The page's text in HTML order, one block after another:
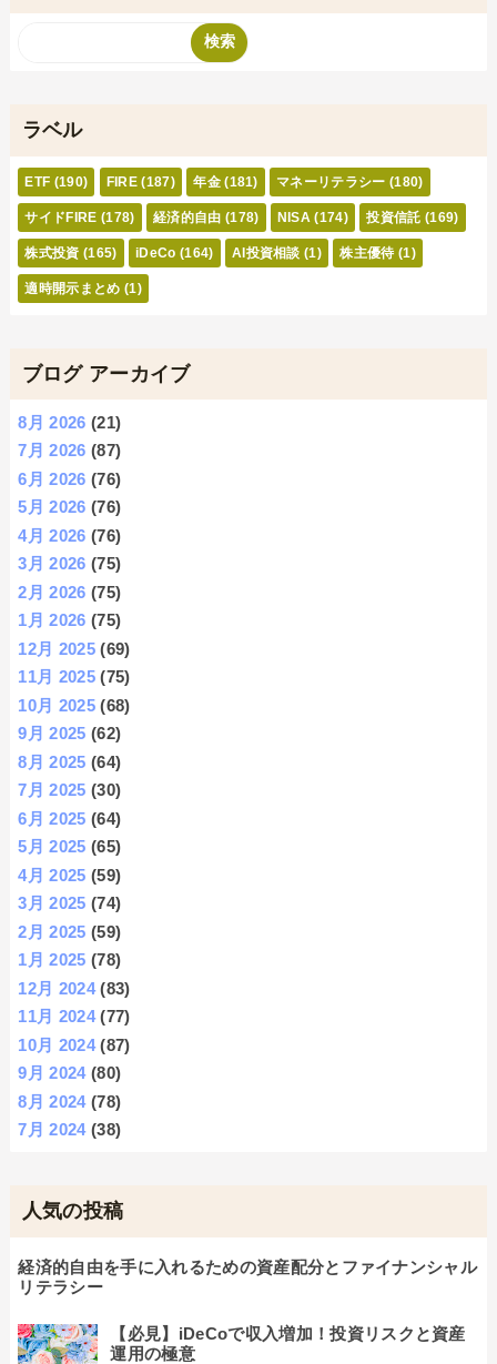
ラベル
ETF (190) FIRE (187) 年金 (181) マネーリテラシー (180)
サイドFIRE (178) 経済的自由 (178) NISA (174) 投資信託 (169)
株式投資 (165) iDeCo (164) AI投資相談 (1) 株主優待 (1)
適時開示まとめ (1)
ブログ アーカイブ
8月 2026 (21)
7月 2026 (87)
6月 2026 (76)
5月 2026 (76)
4月 2026 (76)
3月 2026 (75)
2月 2026 (75)
1月 2026 (75)
12月 2025 (69)
11月 2025 (75)
10月 2025 (68)
9月 2025 (62)
8月 2025 (64)
7月 2025 (30)
6月 2025 (64)
5月 2025 (65)
4月 2025 (59)
3月 2025 (74)
2月 2025 (59)
1月 2025 (78)
12月 2024(83)
11月 2024(77)
10月 2024(87)
9月 2024(80)
8月 2024(78)
7月 2024(38)
人気の投稿
経済的自由を手に入れるための資産配分とファイナンシャル
リテラシー
【必見】iDeCoで収入増加！投資リスクと資産
運用の極意